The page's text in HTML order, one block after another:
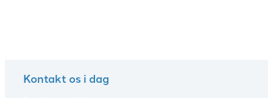
Kontakt os i dag